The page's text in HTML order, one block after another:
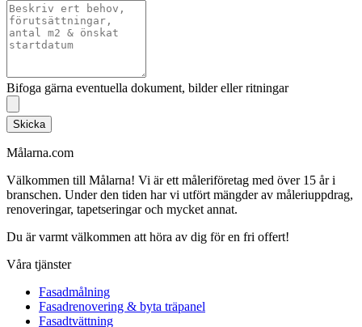
Bifoga gärna eventuella dokument, bilder eller ritningar
Skicka
Målarna.com
Välkommen till Målarna! Vi är ett måleriföretag med över 15 år i
branschen. Under den tiden har vi utfört mängder av måleriuppdrag,
renoveringar, tapetseringar och mycket annat.
Du är varmt välkommen att höra av dig för en fri offert!
Våra tjänster
Fasadmålning
Fasadrenovering & byta träpanel
Fasadtvättning